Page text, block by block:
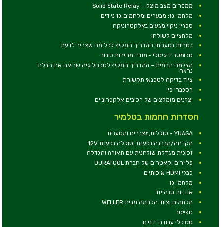
ממסרים מצב מוצק – Solid State Relay
מלחמי גז: מבערים ומלחמים גז ניידים
ספריי ניקוי מגעים באלקטרוניקה
מלחציים לשולחן
בטריות נטענות: המדריך המקיף לכל מה שצריך לדעת
טכומטר דיגיטלי - מודד מהירות סיבוב
מצלמה תרמית – המדריך המקיף לטכנולוגיה שרואה את הבלתי
נראה
ציוד בדיקה לטכנאי תקשורת
רספברי פיי
יצרנים מומלצים של רכיבים אלקטרוניים
הסדרות החמות בטלמיר
YUASA - סוללות,מצברים ומטענים
מקדחה/מברגה נטענת וסוללה נטענת 12V
זכוכית מגדלת שולחנית עם תאורה והגדלה
פליירים וקאטרים של חברת DURATOOL
כבלי HDMI איכותיים
מלחמי גז
אוזניות סנהייזר
מלחמים וציוד הלחמה מבית WELLER
ספייסר
סט כלי עבודה ידניים